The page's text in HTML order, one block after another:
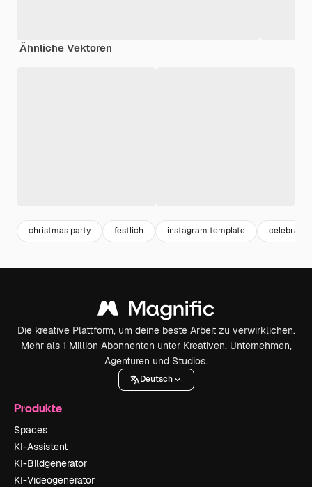
Ähnliche Vektoren
christmas party festlich instagram template celebrate
Die kreative Plattform, um deine beste Arbeit zu verwirklichen.
Mehr als 1 Million Abonnenten unter Kreativen, Unternehmen,
Agenturen und Studios.
Deutsch
Produkte
Spaces
KI-Assistent
KI-Bildgenerator
KI-Videogenerator